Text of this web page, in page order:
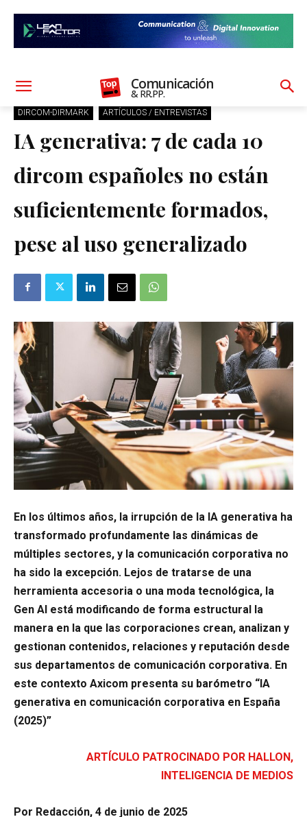
Comunicación
& RR.PP.
DIRCOM-DIRMARK ARTÍCULOS / ENTREVISTAS
IA generativa: 7 de cada 10
dircom españoles no están
suficientemente formados,
pese al uso generalizado
En los últimos años, la irrupción de la IA generativa ha
transformado profundamente las dinámicas de
múltiples sectores, y la comunicación corporativa no
ha sido la excepción. Lejos de tratarse de una
herramienta accesoria o una moda tecnológica, la
Gen AI está modificando de forma estructural la
manera en la que las corporaciones crean, analizan y
gestionan contenidos, relaciones y reputación desde
sus departamentos de comunicación corporativa. En
este contexto Axicom presenta su barómetro “IA
generativa en comunicación corporativa en España
(2025)”
ARTÍCULO PATROCINADO POR HALLON,
INTELIGENCIA DE MEDIOS
Por Redacción, 4 de junio de 2025